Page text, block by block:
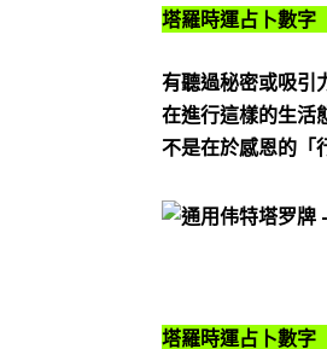
塔羅時運占卜數字
有聽過秘密或吸引
在進行這樣的生活
不是在於感恩的「
塔羅時運占卜數字